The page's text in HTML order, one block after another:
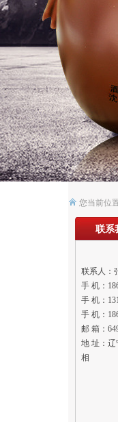
您当前位
联系
联系人：
手 机：
手 机：
手 机：
邮 箱：
地 址：
相